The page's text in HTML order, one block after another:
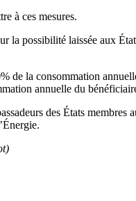
à ces mesures.
la possibilité laissée aux
la consommation
annuelle du
des États